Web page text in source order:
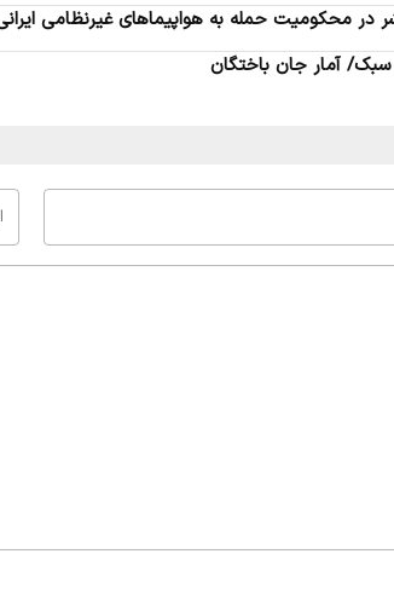
در محکومیت حمله به هواپیماهای غیرنظامی
آمار جان باختگان